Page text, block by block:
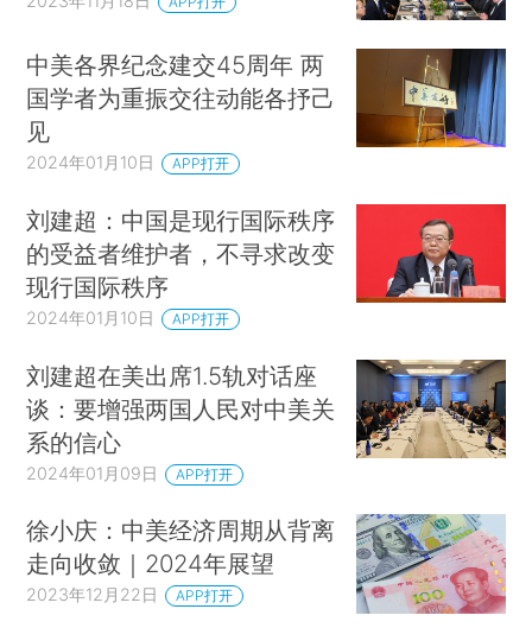
中美各界纪念建交45周年 两
国学者为重振交往动能各抒己
见
2024年01月10日 APP打开
刘建超：中国是现行国际秩序
的受益者维护者，不寻求改变
现行国际秩序
2024年01月10日 APP打开
刘建超在美出席1.5轨对话座
谈：要增强两国人民对中美关
系的信心
2024年01月09日 APP打开
徐小庆：中美经济周期从背离
走向收敛｜2024年展望
2023年12月22日 APP打开